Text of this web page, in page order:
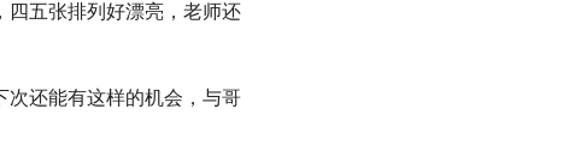
四五张排列好漂亮，老师还
次还能有这样的机会，与哥